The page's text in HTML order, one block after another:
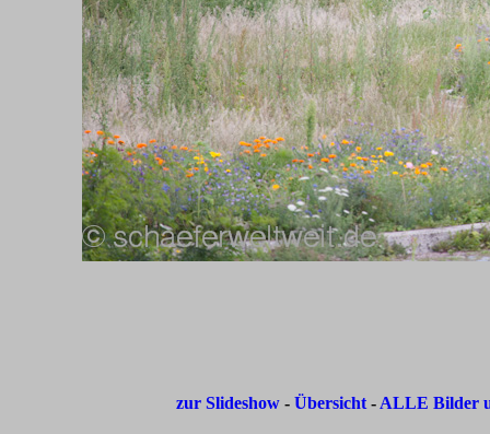
zur Slideshow -Übersicht- ALLE Bilder